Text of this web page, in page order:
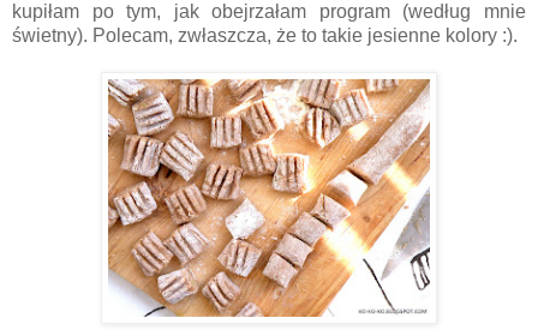
kupiłam po tym, jak obejrzałam program (według mnie
świetny). Polecam, zwłaszcza, że to takie jesienne kolory :).